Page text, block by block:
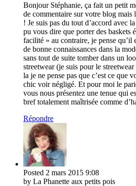
Bonjour Stéphanie, ça fait un petit
de commentaire sur votre blog mais
! Je suis pas du tout d’accord avec
pu vous dire que porter des baskets
facilité » au contraire, je pense qu’il
de bonne connaissances dans la
sans tout de suite tomber dans un
streetwear (je suis pour le
la je ne pense pas que c’est ce que
chic voir négligé. Et pour moi le
vous nous présentez une tenue qui
bref totalement maîtrisée comme
Répondre
Posted 2 mars 2015 9:08
by La Phanette aux petits pois